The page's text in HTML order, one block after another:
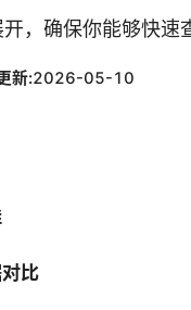
，确保你能够快速
新:2026-05-10
比